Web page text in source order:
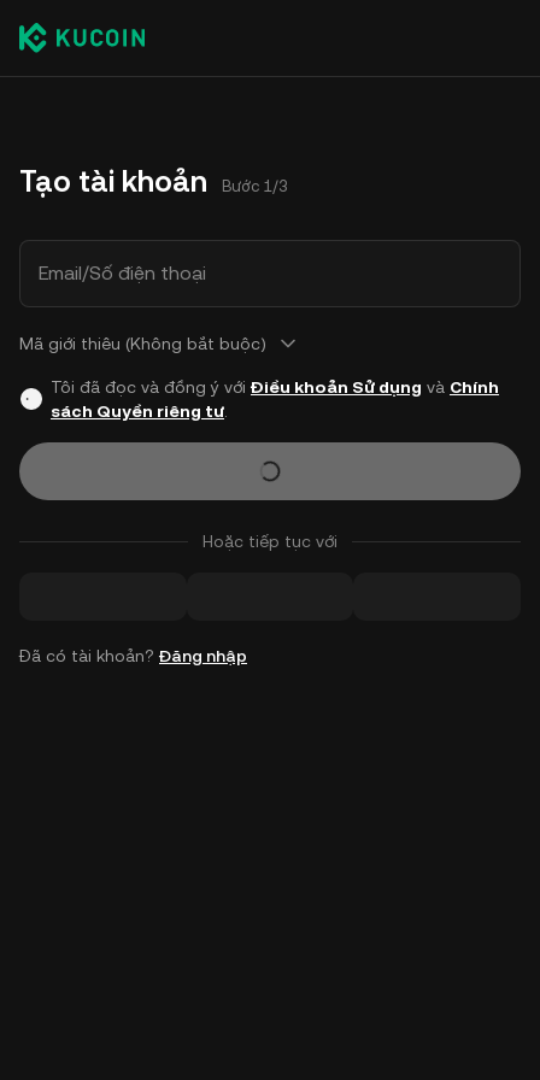
Tạo tài khoản Bước 1/3
Email/Số điện thoại
Mã giới thiêu (Không bắt buộc)
Tôi đã đọc và đồng ý với Điều khoản Sử dụng và Chính
sách Quyền riêng tư.
Hoặc tiếp tục với
Đã có tài khoản? Đăng nhập